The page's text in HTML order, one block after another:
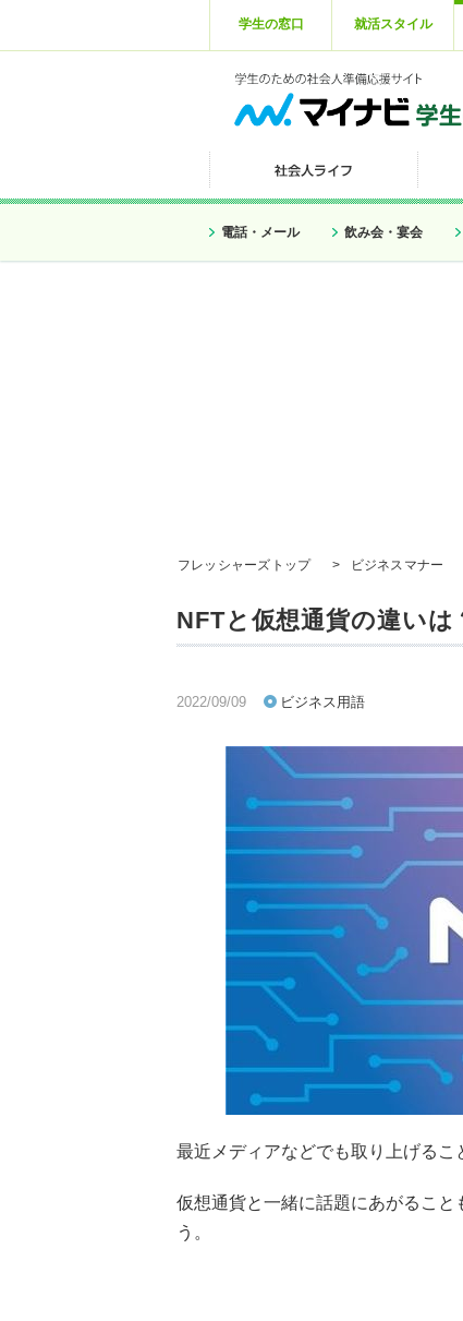
学生の窓口 就活スタイル
電話・メール 飲み会・宴会
フレッシャーズトップ > ビジネスマナー
NFTと仮想通貨の違い
2022/09/09 ビジネス用語
最近メディアなどでも取り上げるこ
仮想通貨と一緒に話題にあがるこ
う。